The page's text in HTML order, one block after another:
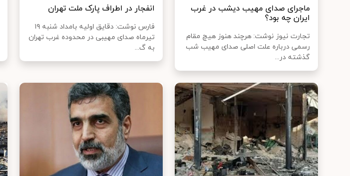
ماجرای صدای مهیب دیشب در غرب
ایران چه بود؟
تجارت نیوز نوشت: هرچند هنوز هیچ مقام
رسمی درباره علت اصلی صدای مهیب شب
گذشته در...
انفجار در اطراف پارک ملت تهران
فارس نوشت: دقایق اولیه بامداد شنبه ۱۹
تیرماه صدای مهیبی در محدوده غرب تهران
به گ...